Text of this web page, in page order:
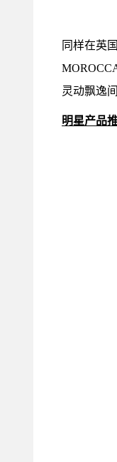
同样在英
灵动飘逸
明星产品